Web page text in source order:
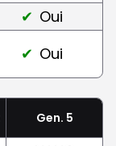
Oui
Oui
Gen. 5